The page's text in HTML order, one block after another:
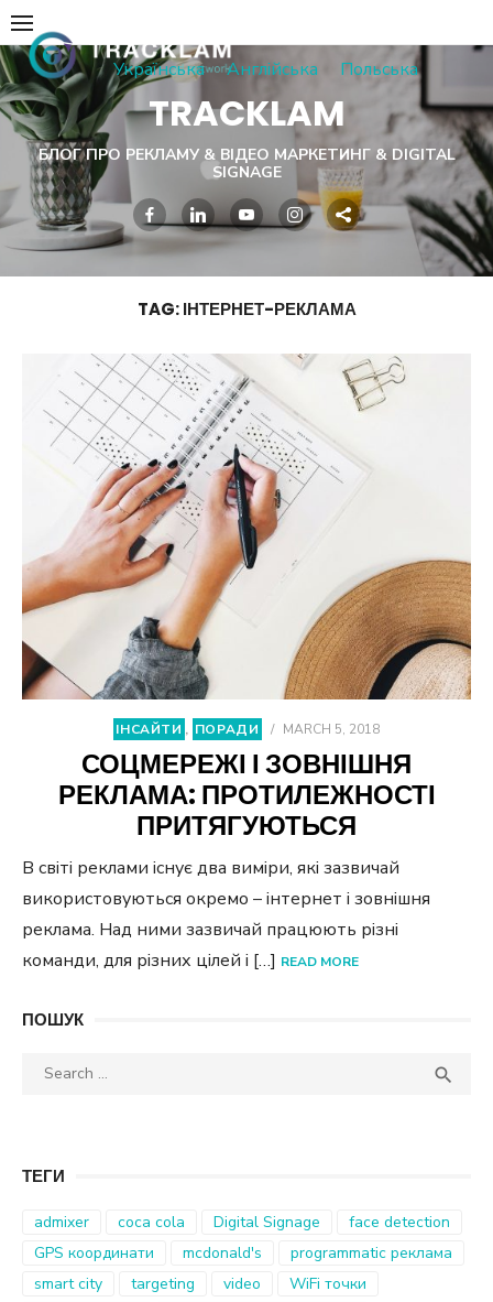
Skip
to
content
TRACKLAM
БЛОГ ПРО РЕКЛАМУ & ВІДЕО МАРКЕТИНГ & DIGITAL
SIGNAGE
Українська Англійська Польська
TAG:ІНТЕРНЕТ-РЕКЛАМА
ІНСАЙТИ , ПОРАДИ / MARCH 5, 2018
СОЦМЕРЕЖІ І ЗОВНІШНЯ
РЕКЛАМА: ПРОТИЛЕЖНОСТІ
ПРИТЯГУЮТЬСЯ
В світі реклами існує два виміри, які зазвичай
використовуються окремо – інтернет і зовнішня
реклама. Над ними зазвичай працюють різні
команди, для різних цілей і […] READ MORE
ПОШУК
Search

ТЕГИ
admixer coca cola Digital Signage
face detection
GPS координати
mcdonald's
programmatic реклама
smart city
targeting video
WiFi точки